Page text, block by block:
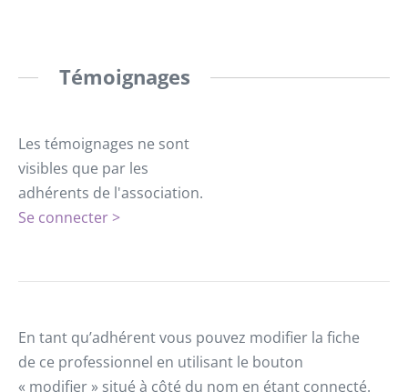
Témoignages
Les témoignages ne sont
visibles que par les
adhérents de l'association.
Se connecter >
En tant qu’adhérent vous pouvez modifier la fiche
de ce professionnel en utilisant le bouton
« modifier » situé à côté du nom en étant connecté.